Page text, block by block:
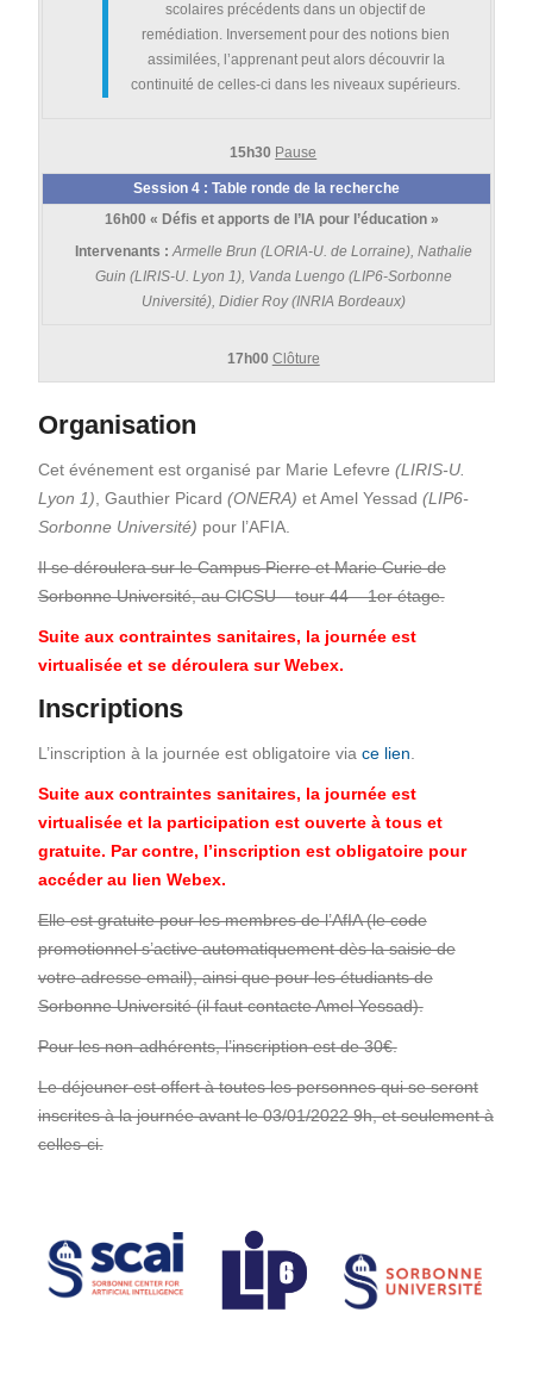
scolaires précédents dans un objectif de
remédiation. Inversement pour des notions bien
assimilées, l’apprenant peut alors découvrir la
continuité de celles-ci dans les niveaux supérieurs.
15h30 Pause
Session 4 : Table ronde de la recherche
16h00 « Défis et apports de l’IA pour l’éducation »
Intervenants :Armelle Brun (LORIA-U. de Lorraine), Nathalie
Guin (LIRIS-U. Lyon 1), Vanda Luengo (LIP6-Sorbonne
Université), Didier Roy (INRIA Bordeaux)
17h00 Clôture
Organisation
Cet événement est organisé par Marie Lefevre (LIRIS-U.
Lyon 1) , Gauthier Picard (ONERA) et Amel Yessad (LIP6-
Sorbonne Université) pour l’AFIA.
Il se déroulera sur le Campus Pierre et Marie Curie de
Sorbonne Université, au CICSU – tour 44 – 1er étage.
Suite aux contraintes sanitaires, la journée est
virtualisée et se déroulera sur Webex.
Inscriptions
L’inscription à la journée est obligatoire via ce lien
Suite aux contraintes sanitaires, la journée est
virtualisée et la participation est ouverte à tous et
gratuite. Par contre, l’inscription est obligatoire pour
accéder au lien Webex.
Elle est gratuite pour les membres de l’AfIA (le code
promotionnel s’active automatiquement dès la saisie de
votre adresse email), ainsi que pour les étudiants de
Sorbonne Université (il faut contacte Amel Yessad).
Pour les non-adhérents, l’inscription est de 30€.
Le déjeuner est offert à toutes les personnes qui se seront
inscrites à la journée avant le 03/01/2022 9h, et seulement à
celles-ci.